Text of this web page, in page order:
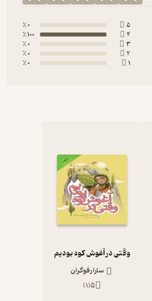
5
0 ٪
4
100 ٪
3
0 ٪
2
0 ٪
1
0 ٪
وقتی در آغوش کوه بودیم
سارا رفوگران
5
(
1
)